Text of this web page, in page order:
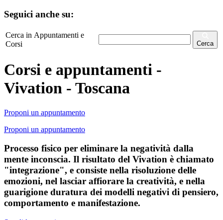
Seguici anche su:
Cerca in Appuntamenti e
Corsi
Cerca
Corsi e appuntamenti -
Vivation - Toscana
Proponi un appuntamento
Proponi un appuntamento
Processo fisico per eliminare la negatività dalla
mente inconscia. Il risultato del Vivation è chiamato
"integrazione", e consiste nella risoluzione delle
emozioni, nel lasciar affiorare la creatività, e nella
guarigione duratura dei modelli negativi di pensiero,
comportamento e manifestazione.